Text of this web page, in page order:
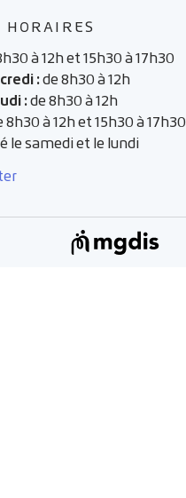
HORAIRES
à 12h et 15h30 à 17h30
:de 8h30 à 12h
:de 8h30 à 12h
8h30 à 12h et 15h30 à 17h30
le samedi et le lundi